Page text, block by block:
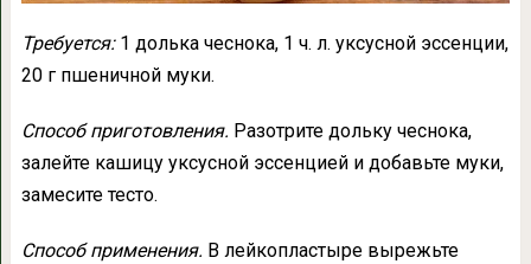
Требуется:1 долька чеснока, 1 ч. л. уксусной эссенции,
20 г пшеничной муки.
Способ приготовления. Разотрите дольку чеснока,
залейте кашицу уксусной эссенцией и добавьте муки,
замесите тесто.
Способ применения. В лейкопластыре вырежьте